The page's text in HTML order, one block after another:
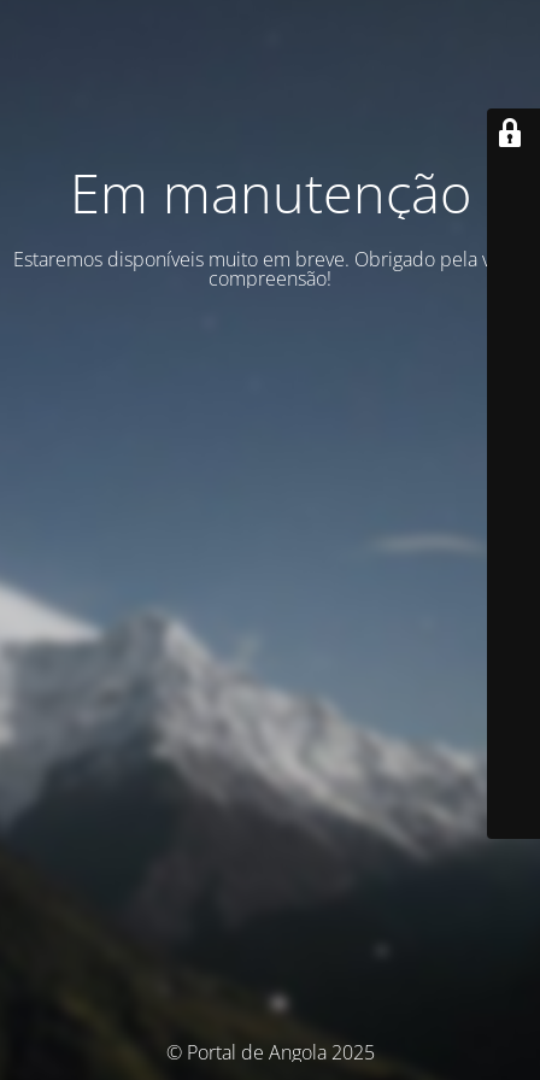
Em manutenção
Estaremos disponíveis muito em breve. Obrigado pela vossa
compreensão!
© Portal de Angola 2025